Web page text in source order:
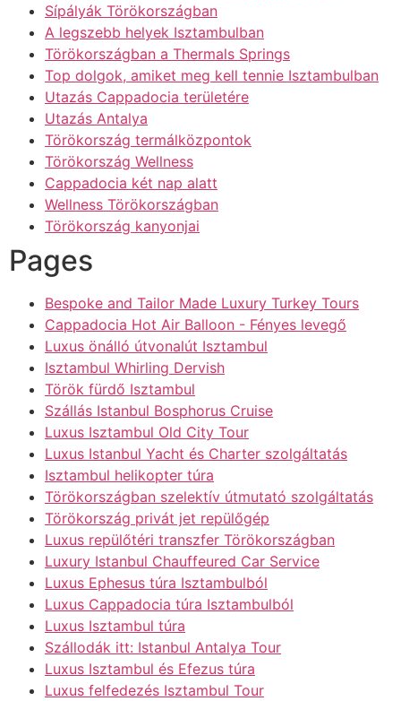
Sípályák Törökországban
A legszebb helyek Isztambulban
Törökországban a Thermals Springs
Top dolgok, amiket meg kell tennie Isztambulban
Utazás Cappadocia területére
Utazás Antalya
Törökország termálközpontok
Törökország Wellness
Cappadocia két nap alatt
Wellness Törökországban
Törökország kanyonjai
Pages
Bespoke and Tailor Made Luxury Turkey Tours
Cappadocia Hot Air Balloon - Fényes levegő
Luxus önálló útvonalút Isztambul
Isztambul Whirling Dervish
Török fürdő Isztambul
Szállás Istanbul Bosphorus Cruise
Luxus Isztambul Old City Tour
Luxus Istanbul Yacht és Charter szolgáltatás
Isztambul helikopter túra
Törökországban szelektív útmutató szolgáltatás
Törökország privát jet repülőgép
Luxus repülőtéri transzfer Törökországban
Luxury Istanbul Chauffeured Car Service
Luxus Ephesus túra Isztambulból
Luxus Cappadocia túra Isztambulból
Luxus Isztambul túra
Szállodák itt: Istanbul Antalya Tour
Luxus Isztambul és Efezus túra
Luxus felfedezés Isztambul Tour